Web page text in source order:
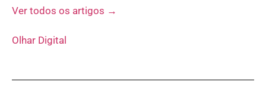
Ver todos os artigos →
Olhar Digital